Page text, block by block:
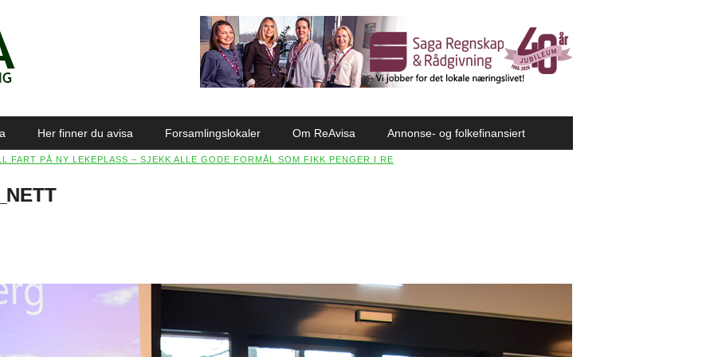
Her finner du avisa Forsamlingslokaler Om ReAvisa Annonse- og folkefinansiert
FART PÅ NY LEKEPLASS – SJEKK ALLE GODE FORMÅL SOM FIKK PENGER I RE